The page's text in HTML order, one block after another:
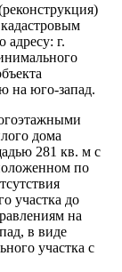
г.
на юго-запад.
дома
281 кв. м с
по
участка до
на
в виде
участка с